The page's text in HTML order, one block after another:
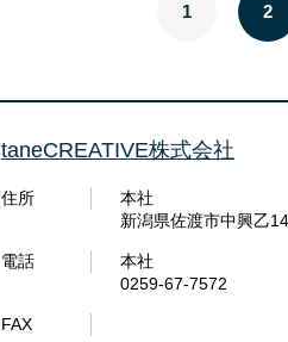
1 2
taneCREATIVE株式会社
住所
本社
新潟県佐渡市中興乙
電話
本社
0259-67-7572
FAX